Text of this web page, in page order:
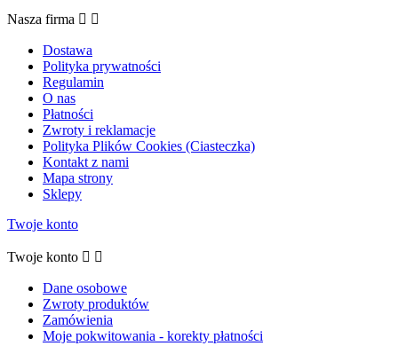
Nasza firma  
Dostawa
Polityka prywatności
Regulamin
O nas
Płatności
Zwroty i reklamacje
Polityka Plików Cookies (Ciasteczka)
Kontakt z nami
Mapa strony
Sklepy
Twoje konto
Twoje konto  
Dane osobowe
Zwroty produktów
Zamówienia
Moje pokwitowania - korekty płatności